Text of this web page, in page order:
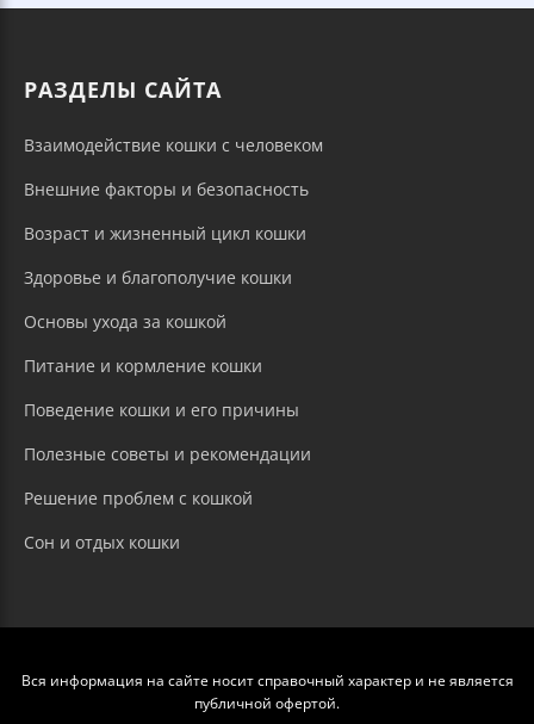
РАЗДЕЛЫ САЙТА
Взаимодействие кошки с человеком
Внешние факторы и безопасность
Возраст и жизненный цикл кошки
Здоровье и благополучие кошки
Основы ухода за кошкой
Питание и кормление кошки
Поведение кошки и его причины
Полезные советы и рекомендации
Решение проблем с кошкой
Сон и отдых кошки
Вся информация на сайте носит справочный характер и не является
публичной офертой.